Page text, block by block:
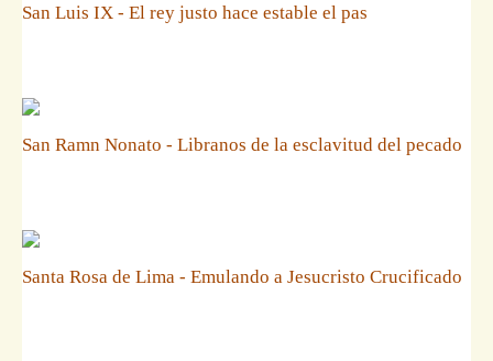
San Luis IX - El rey justo hace estable el pas
San Ramn Nonato - Libranos de la esclavitud del pecado
Santa Rosa de Lima - Emulando a Jesucristo Crucificado